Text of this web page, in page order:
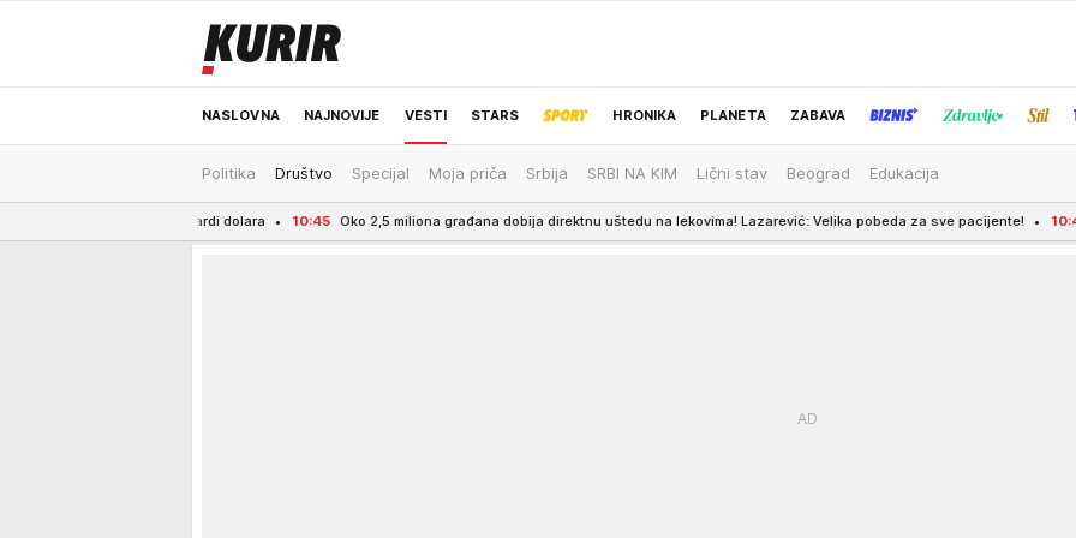
NASLOVNA NAJNOVIJE VESTI STARS HRONIKA PLANETA ZABAVA
ODRŽIVA BUDUĆNOST REGION NEWS IZBOR UREDNIKA
Politika Društvo Specijal Moja priča Srbija SRBI NA KIM Lični stav Beograd Edukacija
Oko 2,5 miliona građana dobija direktnu uštedu na lekovima! Lazarević: Velika pobeda za sve pacijente! 10:45 Jedna grupa žena